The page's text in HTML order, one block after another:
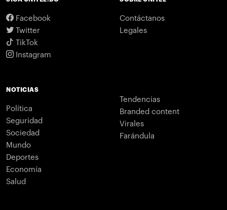
Facebook
Twitter
TikTok
Instagram
Contáctanos
Legales
NOTICIAS
Política
Seguridad
Sociedad
Mundo
Deportes
Economía
Salud
Tendencias
Branded content
Virales
Farándula